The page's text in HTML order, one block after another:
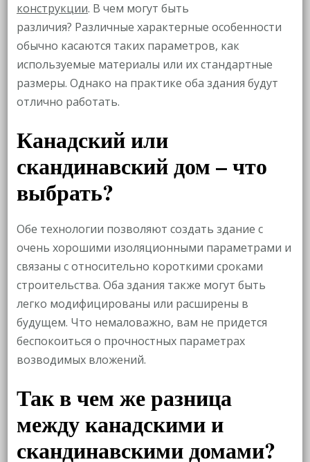
конструкции. В чем могут быть
различия? Различные характерные особенности
обычно касаются таких параметров, как
используемые материалы или их стандартные
размеры. Однако на практике оба здания будут
отлично работать.
Канадский или
скандинавский дом – что
выбрать?
Обе технологии позволяют создать здание с
очень хорошими изоляционными параметрами и
связаны с относительно короткими сроками
строительства. Оба здания также могут быть
легко модифицированы или расширены в
будущем. Что немаловажно, вам не придется
беспокоиться о прочностных параметрах
возводимых вложений.
Так в чем же разница
между канадскими и
скандинавскими домами?